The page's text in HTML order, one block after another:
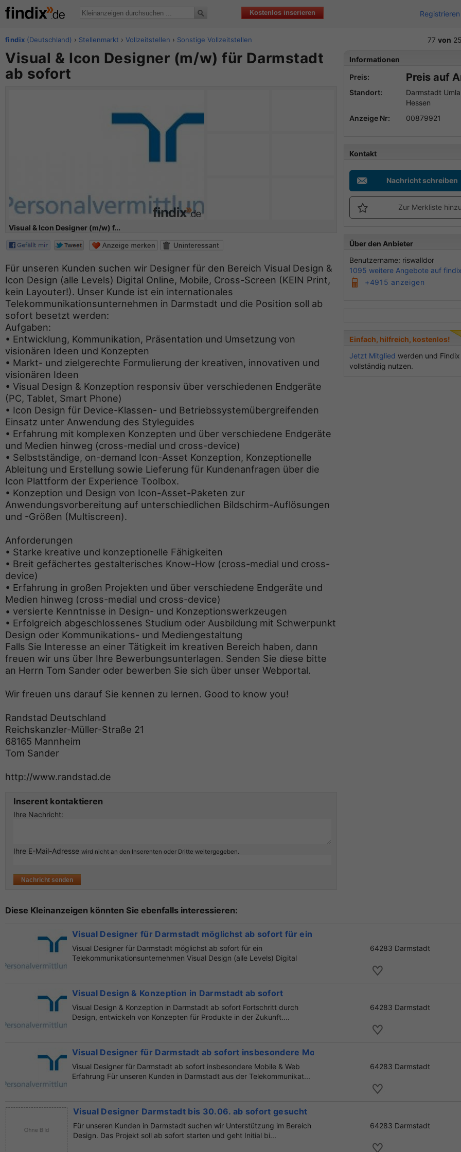
Kostenlos inserieren Registrieren
findix (Deutschland) › Stellenmarkt ›Vollzeitstellen › Sonstige Vollzeitstellen 77 von
Visual & Icon Designer (m/w) für Darmstadt
ab sofort
Visual & Icon Designer (m/w) f...
Für unseren Kunden suchen wir Designer für den Bereich Visual Design &
Icon Design (alle Levels) Digital Online, Mobile, Cross-Screen (KEIN Print,
kein Layouter!). Unser Kunde ist ein internationales
Telekommunikationsunternehmen in Darmstadt und die Position soll ab
sofort besetzt werden:
Aufgaben:
• Entwicklung, Kommunikation, Präsentation und Umsetzung von
visionären Ideen und Konzepten
• Markt- und zielgerechte Formulierung der kreativen, innovativen und
visionären Ideen
• Visual Design & Konzeption responsiv über verschiedenen Endgeräte
(PC, Tablet, Smart Phone)
• Icon Design für Device-Klassen- und Betriebssystemübergreifenden
Einsatz unter Anwendung des Styleguides
• Erfahrung mit komplexen Konzepten und über verschiedene Endgeräte
und Medien hinweg (cross-medial und cross-device)
• Selbstständige, on-demand Icon-Asset Konzeption, Konzeptionelle
Ableitung und Erstellung sowie Lieferung für Kundenanfragen über die
Icon Plattform der Experience Toolbox.
• Konzeption und Design von Icon-Asset-Paketen zur
Anwendungsvorbereitung auf unterschiedlichen Bildschirm-Auflösungen
und -Größen (Multiscreen).
Anforderungen
• Starke kreative und konzeptionelle Fähigkeiten
• Breit gefächertes gestalterisches Know-How (cross-medial und cross-
device)
• Erfahrung in großen Projekten und über verschiedene Endgeräte und
Medien hinweg (cross-medial und cross-device)
• versierte Kenntnisse in Design- und Konzeptionswerkzeugen
• Erfolgreich abgeschlossenes Studium oder Ausbildung mit Schwerpunkt
Design oder Kommunikations- und Mediengestaltung
Falls Sie Interesse an einer Tätigkeit im kreativen Bereich haben, dann
freuen wir uns über Ihre Bewerbungsunterlagen. Senden Sie diese bitte
an Herrn Tom Sander oder bewerben Sie sich über unser Webportal.
Wir freuen uns darauf Sie kennen zu lernen. Good to know you!
Randstad Deutschland
Reichskanzler-Müller-Straße 21
68165 Mannheim
Tom Sander
http://www.randstad.de
Inserent kontaktieren
Ihre Nachricht:
Ihre E-Mail-Adresse wird nicht an den Inserenten oder Dritte weitergegeben.
Informationen
Preis:
Preis auf
Standort:
Darmstadt
Hessen
Anzeige Nr:
00879921
Kontakt
Nachricht schreiben
Zur Merkliste
Über den Anbieter
Benutzername: riswalldor
1095 weitere Angebote auf
+4915 anzeigen
Einfach, hilfreich, kostenlos!
Jetzt Mitglied werden und Findix
vollständig nutzen.
Diese Kleinanzeigen könnten Sie ebenfalls interessieren:
Visual Designer für Darmstadt möglichst ab sofort für ein Telekom
Visual Designer für Darmstadt möglichst ab sofort für ein
Telekommunikationsunternehmen Visual Design (alle Levels) Digital
64283 Darmstadt
Visual Design & Konzeption in Darmstadt ab sofort
Visual Design & Konzeption in Darmstadt ab sofort Fortschritt durch
Design, entwickeln von Konzepten für Produkte in der Zukunft....
64283 Darmstadt
Visual Designer für Darmstadt ab sofort insbesondere Mobile & Web
Visual Designer für Darmstadt ab sofort insbesondere Mobile & Web
Erfahrung Für unseren Kunden in Darmstadt aus der Telekommunikat...
64283 Darmstadt
Visual Designer Darmstadt bis 30.06. ab sofort gesucht
Für unseren Kunden in Darmstadt suchen wir Unterstützung im Bereich
Design. Das Projekt soll ab sofort starten und geht Initial bi...
64283 Darmstadt